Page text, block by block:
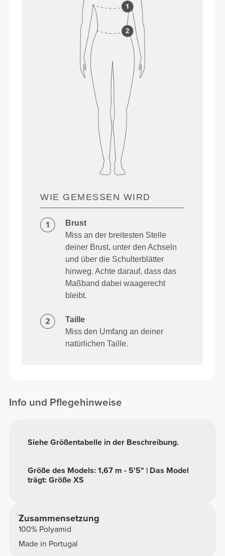
WIE GEMESSEN WIRD
Brust
Miss an der breitesten Stelle
deiner Brust, unter den Achseln
und über die Schulterblätter
hinweg. Achte darauf, dass das
Maßband dabei waagerecht
bleibt.
Taille
Miss den Umfang an deiner
natürlichen Taille.
Info und Pflegehinweise
Größe des Models: 1,67 m - 5'5" | Das Model
trägt: Größe XS
Siehe Größentabelle in der Beschreibung.
Zusammensetzung
100% Polyamid
Made in Portugal